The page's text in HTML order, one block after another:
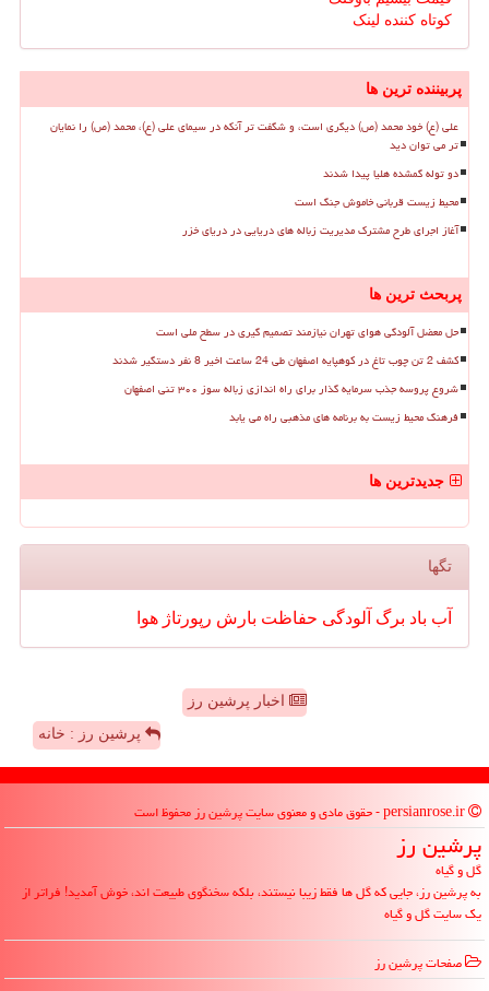
کوتاه کننده لینک
پربیننده ترین ها
علی (ع) خود محمد (ص) دیگری است، و شگفت تر آنکه در سیمای علی (ع)، محمد (ص) را نمایان
تر می توان دید
دو توله گمشده هلیا پیدا شدند
محیط زیست قربانی خاموش جنگ است
آغاز اجرای طرح مشترک مدیریت زباله های دریایی در دریای خزر
پربحث ترین ها
حل معضل آلودگی هوای تهران نیازمند تصمیم گیری در سطح ملی است
کشف 2 تن چوب تاغ در کوهپایه اصفهان طی 24 ساعت اخیر 8 نفر دستگیر شدند
شروع پروسه جذب سرمایه گذار برای راه اندازی زباله سوز ۳۰۰ تنی اصفهان
فرهنگ محیط زیست به برنامه های مذهبی راه می یابد
جدیدترین ها
تگها
آب باد برگ آلودگی حفاظت بارش رپورتاژ هوا
اخبار پرشین رز
پرشین رز : خانه
پرشین رز
گل و گیاه
به پرشین رز، جایی که گل ها فقط زیبا نیستند، بلکه سخنگوی طبیعت اند، خوش آمدید! فراتر از
یک سایت گل و گیاه
صفحات پرشین رز